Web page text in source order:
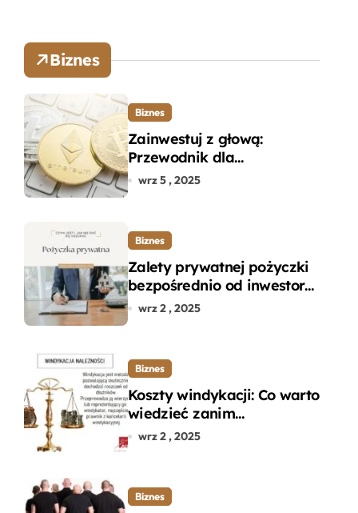
Biznes
Biznes
Zainwestuj z głową:
Przewodnik dla
początkujących w zakupie
wrz 5 , 2025
Biznes
Zalety prywatnej pożyczki
bezpośrednio od inwestora
– dlaczego warto?
wrz 2 , 2025
Biznes
Koszty windykacji: Co warto
wiedzieć zanim
zdecydujesz się na
wrz 2 , 2025
Biznes